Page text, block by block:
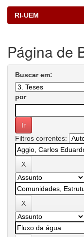
RI-UEM
Página de
Buscar em:
por
Filtros correntes: